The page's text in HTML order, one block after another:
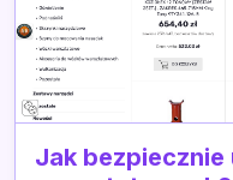
Jak bezpiecznie